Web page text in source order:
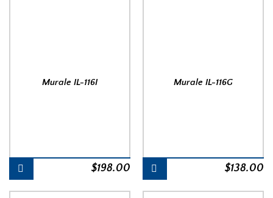
Murale IL-116I
$198.00
Murale IL-116G
$138.00